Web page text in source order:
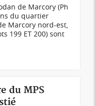
de Marcory (Ph
du quartier
Marcory nord-est,
199 ET 200) sont
du MPS